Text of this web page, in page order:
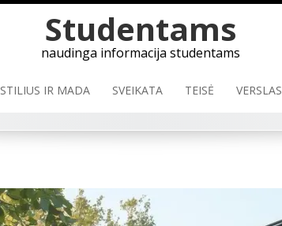
to
content
Studentams
naudinga informacija studentams
STILIUS IR MADA SVEIKATA TEISĖ VERSLAS